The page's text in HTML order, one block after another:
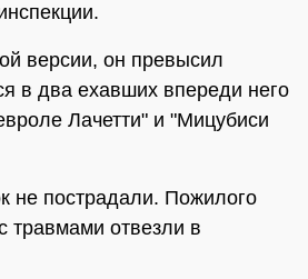
версии, он превысил
в два ехавших впереди него
Лачетти" и "Мицубиси
не пострадали. Пожилого
отвезли в